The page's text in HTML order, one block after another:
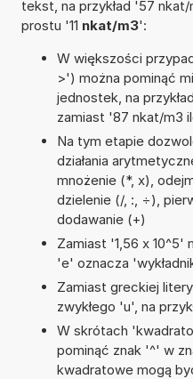
tekst, na przykład '57
prostu '11 nkat/m3':
W większości
>') można pominąć
jednostek, na
zamiast '87 nkat/m3
Na tym etapie
działania
mnożenie (*, x),
dzielenie (/, :, ÷),
dodawanie (+)
Zamiast '1,56 x 10^5'
'e' oznacza
Zamiast greckiej
zwykłego 'u', na
W skrótach
pominąć znak '^' w
kwadratowe mogą